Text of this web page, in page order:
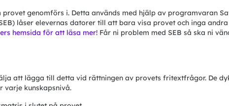
genomförs i. Detta används med hjälp av programvaran
låser elevernas datorer till att bara visa provet och inga
hemsida för att läsa mer! Får ni problem med SEB så ska ni
att lägga till detta vid rättningen av provets fritextfrågor. De
varje kunskapsnivå.